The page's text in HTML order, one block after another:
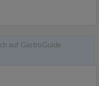
auf GastroGuide